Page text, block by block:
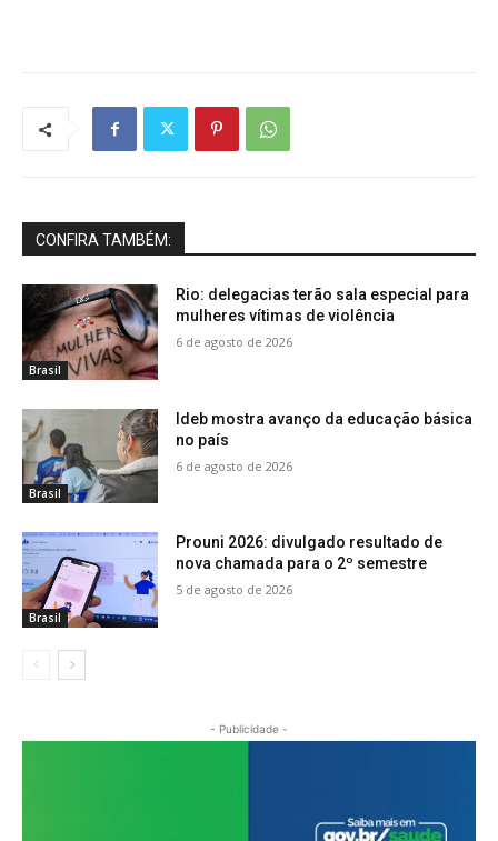
CONFIRA TAMBÉM:
Brasil
Rio: delegacias terão sala especial para
mulheres vítimas de violência
6 de agosto de 2026
Brasil
Ideb mostra avanço da educação básica
no país
6 de agosto de 2026
Brasil
Prouni 2026: divulgado resultado de
nova chamada para o 2º semestre
5 de agosto de 2026
- Publicidade -